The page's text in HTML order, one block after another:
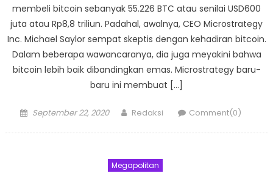
membeli bitcoin sebanyak 55.226 BTC atau senilai USD600
juta atau Rp8,8 triliun. Padahal, awalnya, CEO Microstrategy
Inc. Michael Saylor sempat skeptis dengan kehadiran bitcoin.
Dalam beberapa wawancaranya, dia juga meyakini bahwa
bitcoin lebih baik dibandingkan emas. Microstrategy baru-
baru ini membuat […]
Posted
September 22, 2020 Author
Redaksi Comment(0)
Megapolitan